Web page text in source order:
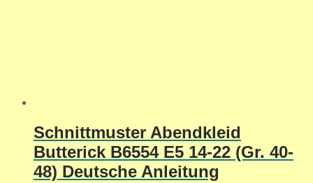
Schnittmuster Abendkleid
Butterick B6554 E5 14-22 (Gr. 40-
48) Deutsche Anleitung